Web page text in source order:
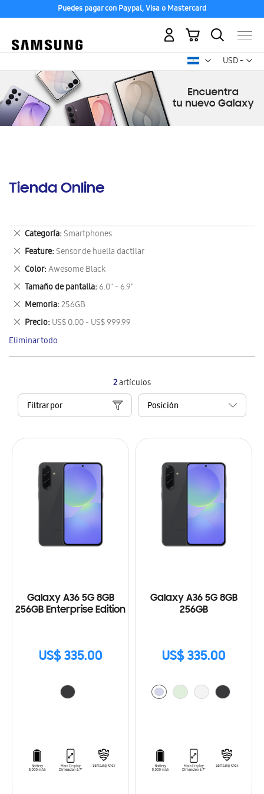
Puedes pagar con Paypal, Visa o Mastercard
USD -
dólar
Mi carrito
Tienda Online
2artículos
Filtrar por
Galaxy A36 5G 8GB
256GB Enterprise Edition
US$ 335.00
Galaxy A36 5G 8GB
256GB
US$ 335.00
Categoría Smartphones
Eliminar
este
artículo
Feature Sensor de huella dactilar
Eliminar
este
artículo
Color Awesome Black
Eliminar
este
artículo
Tamaño de pantalla 6.0" - 6.9"
Eliminar
este
artículo
Memoria 256GB
Eliminar
este
artículo
Precio US$ 0.00 - US$ 999.99
Eliminar
este
artículo
Eliminar todo